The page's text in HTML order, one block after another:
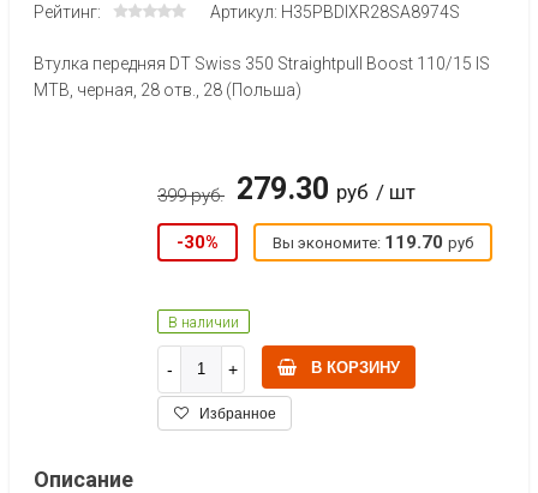
Рейтинг: Артикул: H35PBDIXR28SA8974S
Втулка передняя DT Swiss 350 Straightpull Boost 110/15 IS
MTB, черная, 28 отв., 28 (Польша)
399 руб. 279.30 руб / шт
-30% Вы экономите: 119.70 руб
В наличии
В КОРЗИНУ
Избранное
Описание